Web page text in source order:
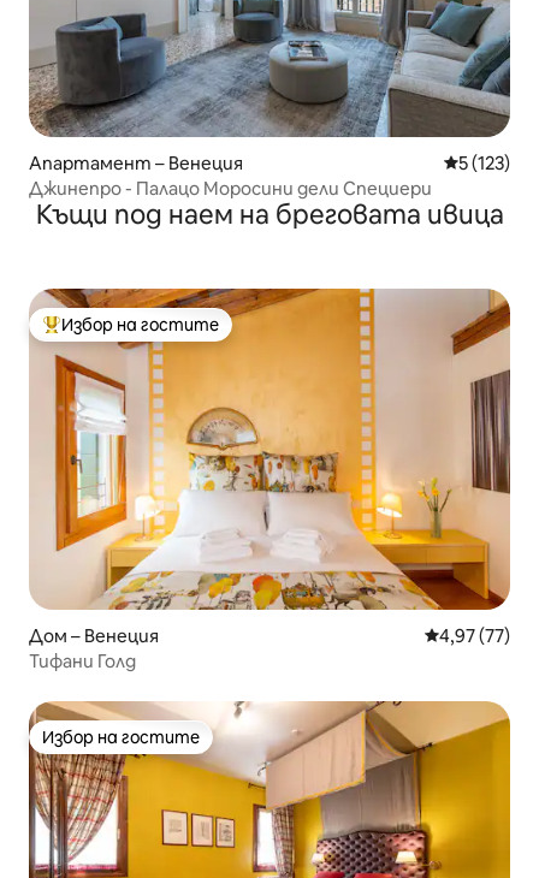
Апартамент – Венеция Средна
5 (123)
Джинепро - Палацо Моросини дели Специери
Къщи под наем на бреговата ивица
Най-популярен избор на гостите
Избор на гостите
Дом – Венеция Средна
4,97 (77)
Тифани Голд
Избор на гостите
Избор на гостите